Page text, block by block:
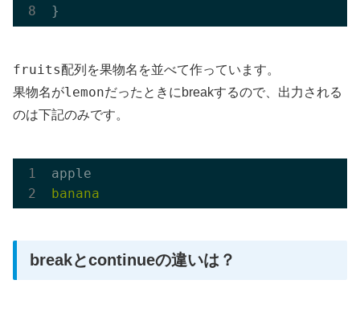
fruits配列を果物名を並べて作っています。
果物名がlemonだったときにbreakするので、出力される
のは下記のみです。
breakとcontinueの違いは？